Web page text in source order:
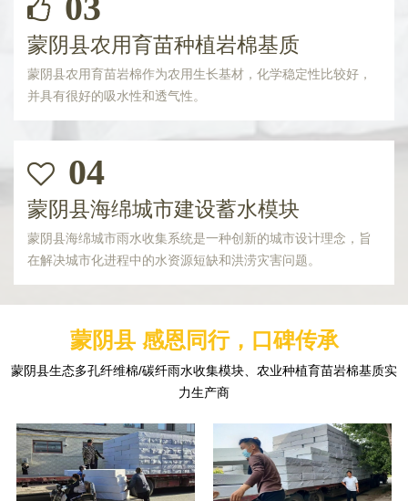
蒙阴县农用育苗种植岩棉基质
蒙阴县农用育苗岩棉作为农用生长基材，化学稳定性比较好，
并具有很好的吸水性和透气性。
04
蒙阴县海绵城市建设蓄水模块
蒙阴县海绵城市雨水收集系统是一种创新的城市设计理念，旨
在解决城市化进程中的水资源短缺和洪涝灾害问题。
蒙阴县 感恩同行，口碑传承
蒙阴县生态多孔纤维棉/碳纤雨水收集模块、农业种植育苗岩棉基质实
力生产商